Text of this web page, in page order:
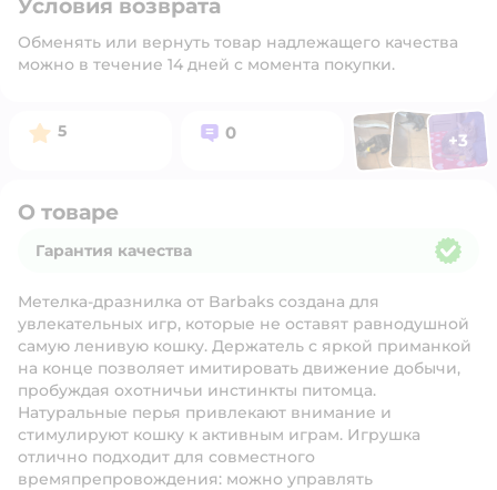
Условия возврата
Обменять или вернуть товар надлежащего качества
можно в течение 14 дней с момента покупки.
Рейтинг:
5 Вопросов:
0 ФотоФотоФото
+3
Открыть
О товаре
Гарантия качества
Метелка-дразнилка от Barbaks создана для
увлекательных игр, которые не оставят равнодушной
самую ленивую кошку. Держатель с яркой приманкой
на конце позволяет имитировать движение добычи,
пробуждая охотничьи инстинкты питомца.
Натуральные перья привлекают внимание и
стимулируют кошку к активным играм. Игрушка
отлично подходит для совместного
времяпрепровождения: можно управлять